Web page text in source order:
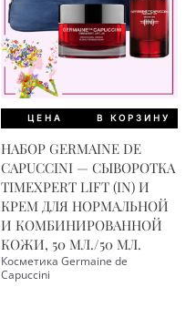
ЦЕНА В КОРЗИНУ
НАБОР GERMAINE DE
CAPUCCINI — СЫВОРОТКА
TIMEXPERT LIFT (IN) И
КРЕМ ДЛЯ НОРМАЛЬНОЙ
И КОМБИНИРОВАННОЙ
КОЖИ, 50 МЛ./50 МЛ.
Косметика Germaine de
Capuccini